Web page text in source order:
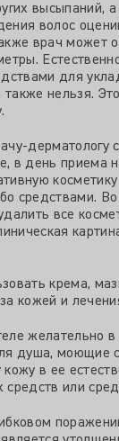
высыпаний, а
волос
врач может
для
нельзя.
дерматологу
в день приема
средствами.
все
крема,
кожей и
желательно
душа, моющие
в ее
или